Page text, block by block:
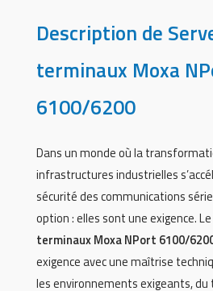
Description de
terminaux Moxa
6100/6200
Dans un monde où la
infrastructures industrielles
sécurité des communications
option : elles sont une exigence. Le
terminaux Moxa NPort 6100/
exigence avec une maîtrise
les environnements exigeants,